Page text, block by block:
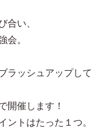
合い、
会。
ラッシュアップして
開催します！
ントはたった１つ。